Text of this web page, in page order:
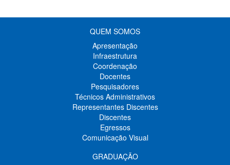
QUEM SOMOS
Apresentação
Infraestrutura
Coordenação
Docentes
Pesquisadores
Técnicos Administrativos
Representantes Discentes
Discentes
Egressos
Comunicação Visual
GRADUAÇÃO